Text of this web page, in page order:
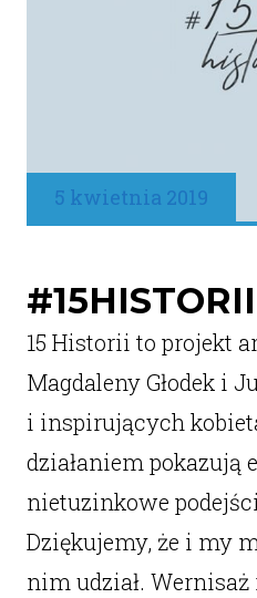
5 kwietnia 2019
#15HISTORII
15 Historii to projekt
Magdaleny Głodek i
i inspirujących
działaniem pokazują
nietuzinkowe
Dziękujemy, że i my
nim udział.